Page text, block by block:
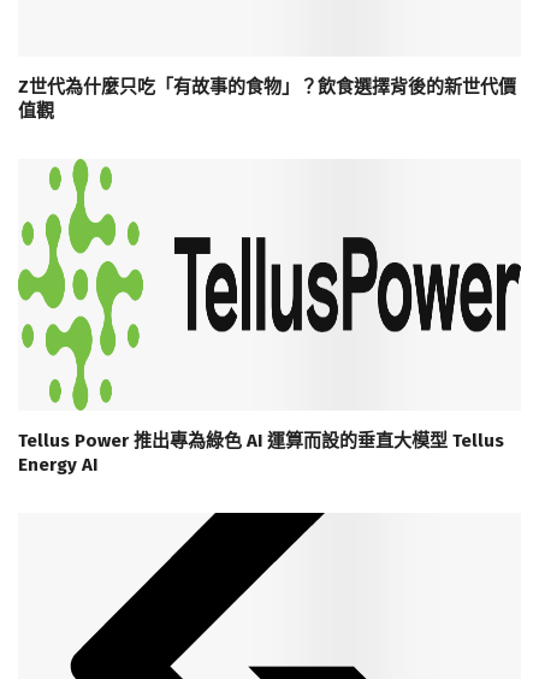
Z世代為什麼只吃「有故事的食物」？飲食選擇背後的新世代價
值觀
Tellus Power 推出專為綠色 AI 運算而設的垂直大模型 Tellus
Energy AI